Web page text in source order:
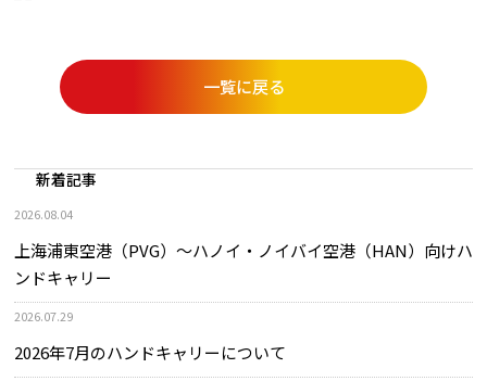
一覧に戻る
新着記事
2026.08.04
上海浦東空港（PVG）～ハノイ・ノイバイ空港（HAN）向けハ
ンドキャリー
2026.07.29
2026年7月のハンドキャリーについて